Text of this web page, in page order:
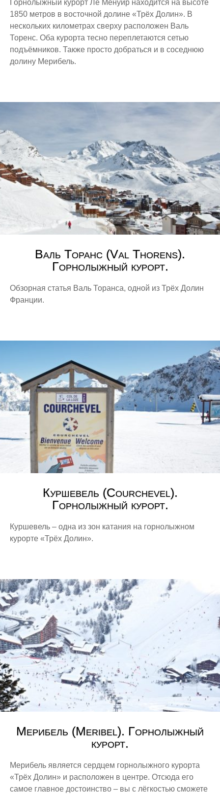
Набережные
Ночные фотографии
Особенности транспорта
Отзывы об отелях
Пейзажи гор
Раскопки
Сады и парки
Соборы и храмы
Фонтаны
Ярмарки и рынки
Горнолыжный курорт Ле Менуир находится на высоте
1850 метров в восточной долине «Трёх Долин». В
нескольких километрах сверху расположен Валь
Торенс. Оба курорта тесно переплетаются сетью
подъёмников. Также просто добраться и в соседнюю
долину Мерибель.
Валь Торанс (Val Thorens).
Горнолыжный курорт.
Обзорная статья Валь Торанса, одной из Трёх Долин
Франции.
Куршевель (Courchevel).
Горнолыжный курорт.
Куршевель – одна из зон катания на горнолыжном
курорте «Трёх Долин».
Мерибель (Meribel). Горнолыжный
курорт.
Мерибель является сердцем горнолыжного курорта
«Трёх Долин» и расположен в центре. Отсюда его
самое главное достоинство – вы с лёгкостью сможете